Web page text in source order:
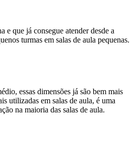
e que já consegue atender desde a
turmas em salas de aula pequenas.
essas dimensões já são bem mais
utilizadas em salas de aula, é uma
na maioria das salas de aula.